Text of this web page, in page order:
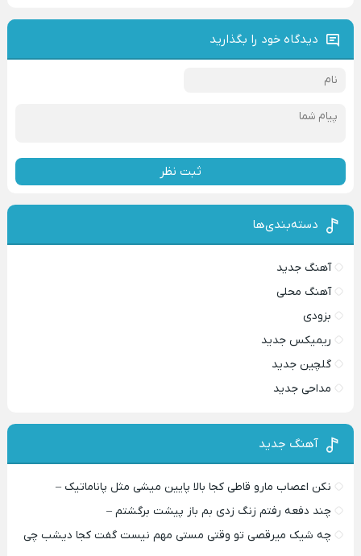
دیدگاه خود را بگذارید
ثبت نظر
دسته‌بندی‌ها
آهنگ جدید
آهنگ محلی
بزودی
ریمیکس جدید
گلچین جدید
مداحی جدید
آهنگ جدید
نکن اعصاب مارو قاطی کجا بالا پایین میشی مثل پاناماتیک –
چند دفعه رفتم زنگ زدی بم باز پیشت برگشتم –
چه شیک میرقصی تو وقتی مستی مهم نیست گفت کجا دیشب چی